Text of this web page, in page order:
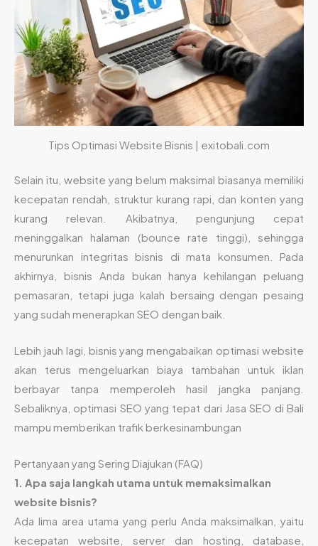
Tips Optimasi Website Bisnis | exitobali.com
Selain itu, website yang belum maksimal biasanya memiliki
kecepatan rendah, struktur kurang rapi, dan konten yang
kurang relevan. Akibatnya, pengunjung cepat
meninggalkan halaman (bounce rate tinggi), sehingga
menurunkan integritas bisnis di mata konsumen. Pada
akhirnya, bisnis Anda bukan hanya kehilangan peluang
pemasaran, tetapi juga kalah bersaing dengan pesaing
yang sudah menerapkan SEO dengan baik.
Lebih jauh lagi, bisnis yang mengabaikan optimasi website
akan terus mengeluarkan biaya tambahan untuk iklan
berbayar tanpa memperoleh hasil jangka panjang.
Sebaliknya, optimasi SEO yang tepat dari Jasa SEO di Bali
mampu memberikan trafik berkesinambungan
Pertanyaan yang Sering Diajukan (FAQ)
1. Apa saja langkah utama untuk memaksimalkan
website bisnis?
Ada lima area utama yang perlu Anda maksimalkan, yaitu
kecepatan website, server dan hosting, database,